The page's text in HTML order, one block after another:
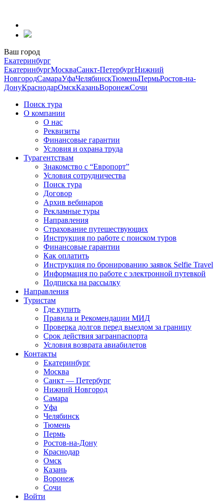
содержанию
Ваш город
Екатеринбург
ЕкатеринбургМоскваСанкт-ПетербургНижний
НовгородСамараУфаЧелябинскТюменьПермьРостов-на-
ДонуКраснодарОмскКазаньВоронежСочи
Поиск тура
О компании
О нас
Реквизиты
Финансовые гарантии
Условия и охрана труда
Турагентствам
Знакомство с “Европорт”
Условия сотрудничества
Поиск тура
Договор
Архив вебинаров
Рекламные туры
Направления
Страхование путешествующих
Инструкция по работе с поиском туров
Финансовые гарантии
Как оплатить
Инструкция по бронированию заявок Selfie Travel
Информация по работе с электронной путевкой
Подписка на рассылку
Направления
Туристам
Где купить
Правила и Рекомендации МИД
Проверка долгов перед выездом за границу
Срок действия загранпаспорта
Условия возврата авиабилетов
Контакты
Екатеринбург
Москва
Санкт — Петербург
Нижний Новгород
Самара
Уфа
Челябинск
Тюмень
Пермь
Ростов-на-Дону
Краснодар
Омск
Казань
Воронеж
Сочи
Войти